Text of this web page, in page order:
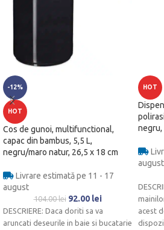
-12%
HOT
Cos de gunoi, multifunctional,
capac din bambus, 5,5 L,
negru/maro natur, 26,5 x 18 cm
Livrare estimată pe 11 - 17
august
104.00lei 92.00 lei
DESCRIERE: Daca doriti sa va
aruncati deseurile in baie si bucatarie
HOT
negru,
august
acest